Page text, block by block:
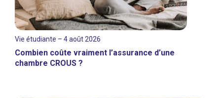
Vie étudiante – 4 août 2026
Combien coûte vraiment l’assurance d’une
chambre CROUS ?